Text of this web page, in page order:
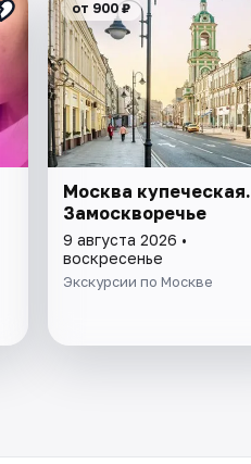
от 900 ₽
Москва купеческая.
Замоскворечье
9 августа 2026 •
воскресенье
Экскурсии по Москве